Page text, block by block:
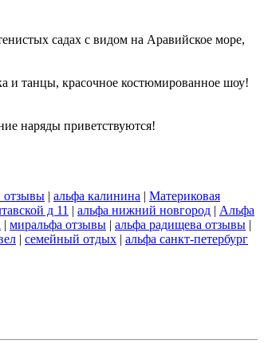
садах с видом на Аравийское море,
и танцы, красочное костюмированное шоу!
наряды приветствуются!
отзывы | альфа калинина | Материковая
д 11 | альфа нижний новгород | Альфа
| миральфа отзывы | альфа радищева отзывы |
| семейный отдых | альфа санкт-петербург